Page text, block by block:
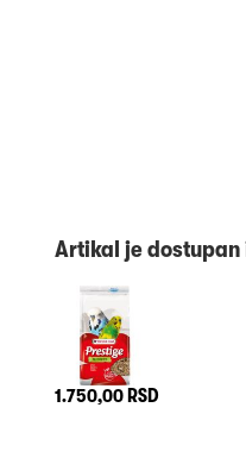
Artikal je dostupan
1.750,00 RSD